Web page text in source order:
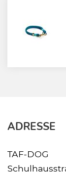
ADRESSE
TAF-DOG